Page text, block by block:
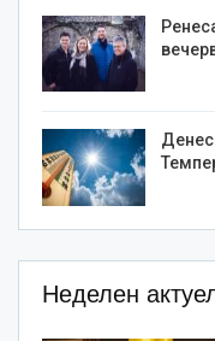
Неделен